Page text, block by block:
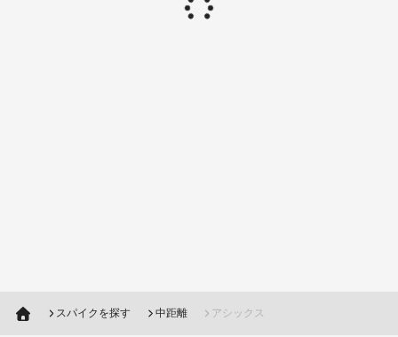
スパイクを探す 中距離 アシックス